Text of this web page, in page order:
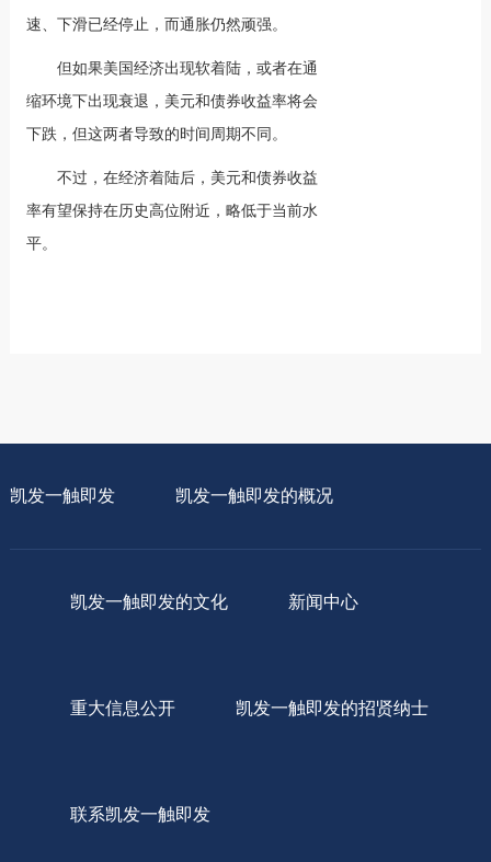
速、下滑已经停止，而通胀仍然顽强。
但如果美国经济出现软着陆，或者在通
缩环境下出现衰退，美元和债券收益率将会
下跌，但这两者导致的时间周期不同。
不过，在经济着陆后，美元和债券收益
率有望保持在历史高位附近，略低于当前水
平。
凯发一触即发 凯发一触即发的概况
凯发一触即发的文化 新闻中心
重大信息公开 凯发一触即发的招贤纳士
联系凯发一触即发